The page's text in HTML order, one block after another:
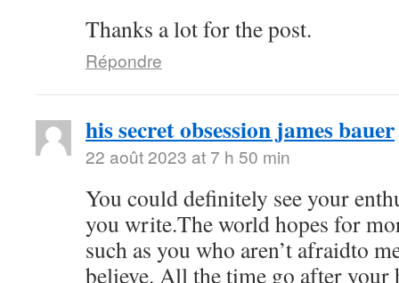
Thanks a lot for the post.
Répondre
his secret obsession james bauer
22 août 2023 at 7 h 50 min
You could definitely see your
you write.The world hopes for
such as you who aren’t afraidto
believe. All the time go after your